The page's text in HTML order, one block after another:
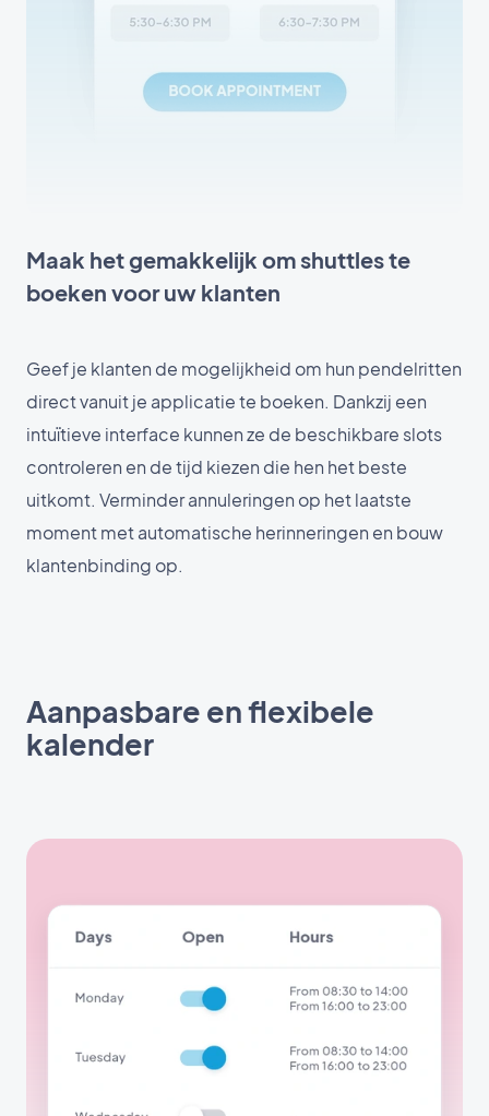
Maak het gemakkelijk om shuttles te
boeken voor uw klanten
Geef je klanten de mogelijkheid om hun pendelritten
direct vanuit je applicatie te boeken. Dankzij een
intuïtieve interface kunnen ze de beschikbare slots
controleren en de tijd kiezen die hen het beste
uitkomt. Verminder annuleringen op het laatste
moment met automatische herinneringen en bouw
klantenbinding op.
Aanpasbare en flexibele
kalender